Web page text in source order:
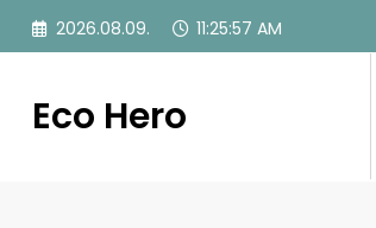
Skip
2026.08.09. 11:25:58 AM
Eco Hero